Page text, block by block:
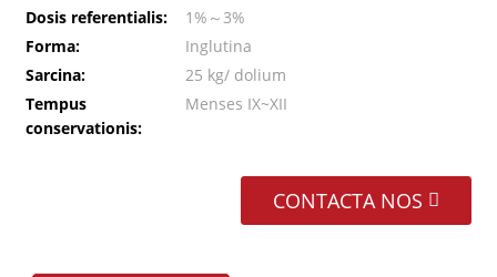
Dosis referentialis:
1%～3%
Forma:
Inglutina
Sarcina:
25 kg/ dolium
Tempus
conservationis:
Menses IX~XII
CONTACTA NOS